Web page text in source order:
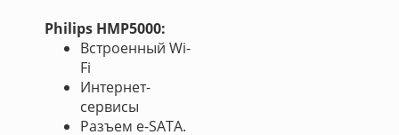
Philips HMP5000:
Встроенный Wi-
Fi
Интернет-
сервисы
Разъем e-SATA.